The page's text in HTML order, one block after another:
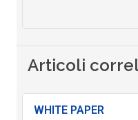
Articoli
WHITE PAPER